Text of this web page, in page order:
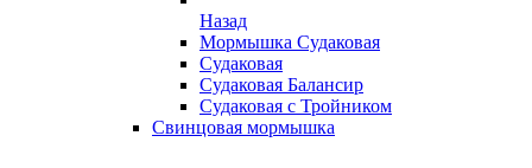
Назад
Мормышка Судаковая
Судаковая
Судаковая Балансир
Судаковая с Тройником
Свинцовая мормышка